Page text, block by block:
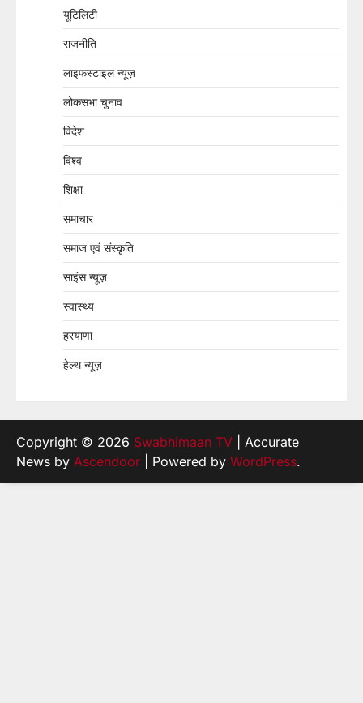
यूटिलिटी
राजनीति
लाइफस्टाइल न्यूज़
लोकसभा चुनाव
विदेश
विश्व
शिक्षा
समाचार
समाज एवं संस्कृति
साइंस न्यूज़
स्वास्थ्य
हरयाणा
हेल्थ न्यूज़
Copyright © 2026 Swabhimaan TV | Accurate
News by Ascendoor | Powered by WordPress.